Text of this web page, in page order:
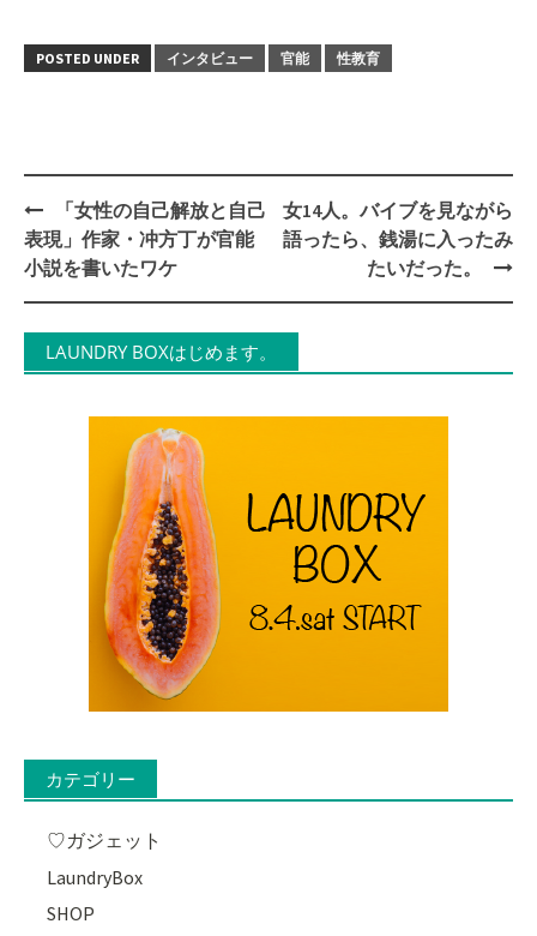
POSTED UNDER インタビュー 官能 性教育
Post
navigation
「女性の自己解放と自己
表現」作家・冲方丁が官能
小説を書いたワケ
女14人。バイブを見ながら
語ったら、銭湯に入ったみ
たいだった。
LAUNDRY BOXはじめます。
カテゴリー
♡ガジェット
LaundryBox
SHOP